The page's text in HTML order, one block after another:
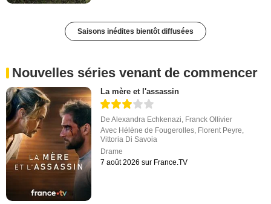
Saisons inédites bientôt diffusées
Nouvelles séries venant de commencer
La mère et l'assassin
DeAlexandra Echkenazi, Franck Ollivier
Avec Hélène de Fougerolles, Florent Peyre,
Vittoria Di Savoia
Drame
7 août 2026 sur France.TV